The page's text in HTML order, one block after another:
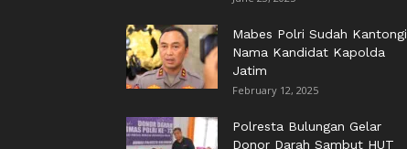
Mabes Polri Sudah Kantongi
Nama Kandidat Kapolda
Jatim
February 12, 2025
Polresta Bulungan Gelar
Donor Darah Sambut HUT